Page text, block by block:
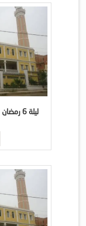
ليلة 6 رمضان 1437 هـ | عبد الحكيم لموشية